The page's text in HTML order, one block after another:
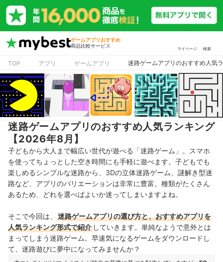
ゲームアプリおすすめ
商品比較サービス
マイページ 検索
TOP アプリ ゲームアプリ 迷路ゲームアプリのおすすめ人気
迷路ゲームアプリのおすすめ人気ランキング
【2026年8月】
子どもから大人まで幅広い世代が遊べる「迷路ゲーム」。スマホ
を使ってちょっとした空き時間にも手軽に遊べます。子どもでも
楽しめるシンプルな迷路から、3Dの立体迷路ゲーム、謎解き型迷
路など、アプリのバリエーションは非常に豊富。種類がたくさん
あるため、どれを選べばよいか迷ってしまいますよね。
そこで今回は、
迷路ゲームアプリの選び方と、おすすめアプリを
人気ランキング形式で紹介 していきます。単純なようで意外とは
まってしまう迷路ゲーム。早速気になるゲームをダウンロードし
て、迷路遊びに夢中になってみませんか？